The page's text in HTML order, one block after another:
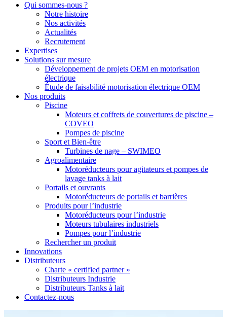
Qui sommes-nous ?
Notre histoire
Nos activités
Actualités
Recrutement
Expertises
Solutions sur mesure
Développement de projets OEM en motorisation
électrique
Étude de faisabilité motorisation électrique OEM
Nos produits
Piscine
Moteurs et coffrets de couvertures de piscine –
COVEO
Pompes de piscine
Sport et Bien-être
Turbines de nage – SWIMEO
Agroalimentaire
Motoréducteurs pour agitateurs et pompes de
lavage tanks à lait
Portails et ouvrants
Motoréducteurs de portails et barrières
Produits pour l’industrie
Motoréducteurs pour l’industrie
Moteurs tubulaires industriels
Pompes pour l’industrie
Rechercher un produit
Innovations
Distributeurs
Charte « certified partner »
Distributeurs Industrie
Distributeurs Tanks à lait
Contactez-nous